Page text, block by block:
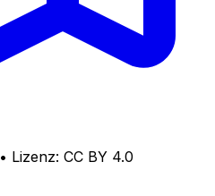
• Lizenz: CC BY 4.0